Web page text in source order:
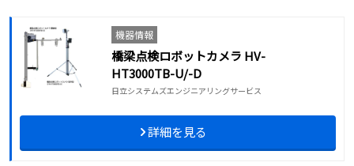
機器情報
橋梁点検ロボットカメラ HV-
HT3000TB-U/-D
日立システムズエンジニアリングサービス
詳細を見る